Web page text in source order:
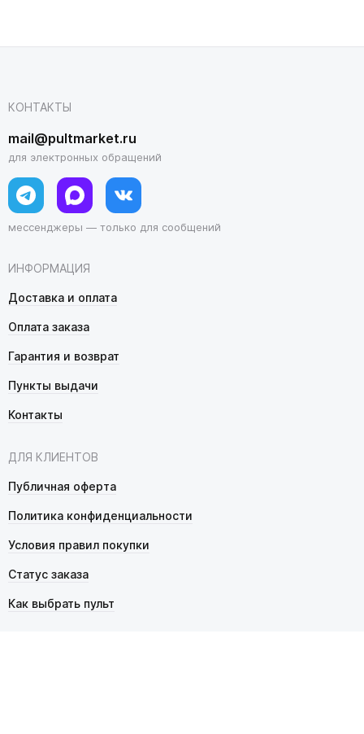
ИНФОРМАЦИЯ
Доставка и оплата
Оплата заказа
Гарантия и возврат
Пункты выдачи
Контакты
ДЛЯ КЛИЕНТОВ
Публичная оферта
Политика конфиденциальности
Условия правил покупки
Статус заказа
Как выбрать пульт
КОНТАКТЫ
mail@pultmarket.ru
для электронных обращений
мессенджеры — только для сообщений